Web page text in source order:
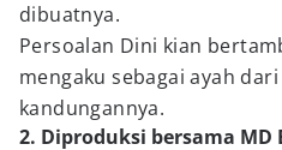
dibuatnya.
Persoalan Dini kian
mengaku sebagai ayah
kandungannya.
2. Diproduksi bersama